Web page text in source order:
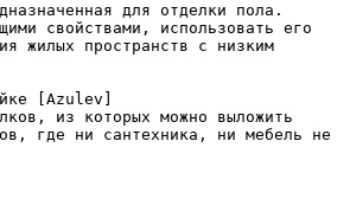
для отделки пола.
свойствами, использовать его
жилых пространств с низким
[Azulev]
из которых можно выложить
где ни сантехника, ни мебель не